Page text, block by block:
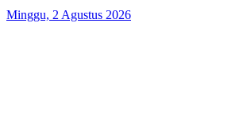
Minggu, 2 Agustus 2026